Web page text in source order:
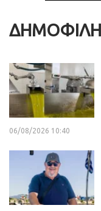
06/08/2026 10:40